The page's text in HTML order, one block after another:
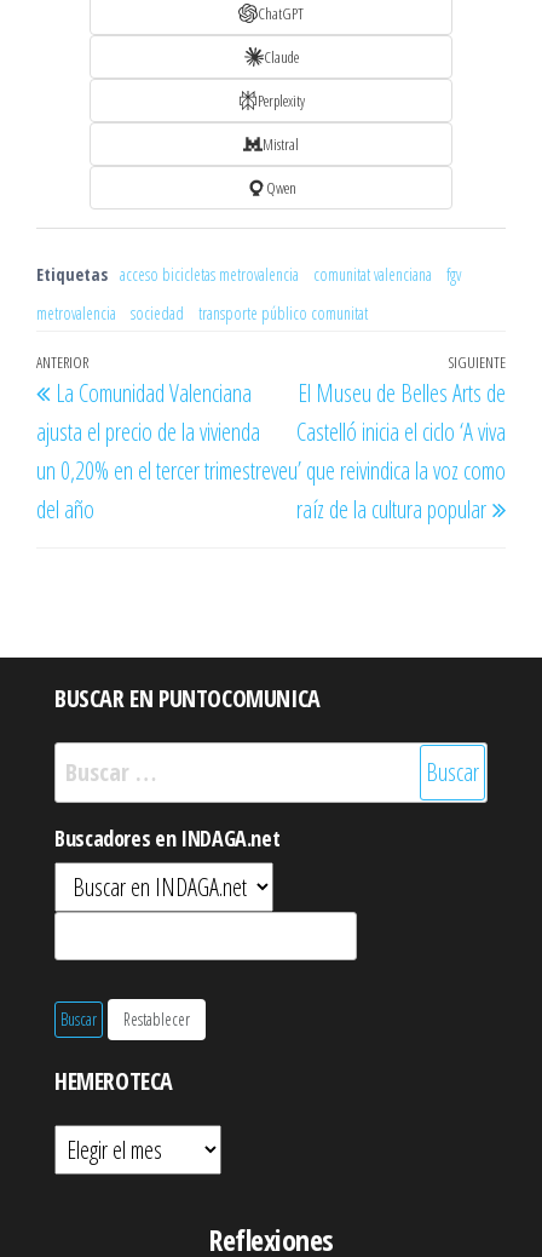
ChatGPT
Claude
Perplexity
Mistral
Qwen
Etiquetas acceso bicicletas metrovalencia comunitat valenciana
fgv
metrovalencia
sociedad transporte público comunitat
Navegación
de
entradas
Entrada
anterior
ANTERIOR
La Comunidad Valenciana
ajusta el precio de la vivienda
un 0,20% en el tercer trimestre
del año
SIGUIENTE
El Museu de Belles Arts de
Castelló inicia el ciclo ‘A viva
veu’ que reivindica la voz como
raíz de la cultura popular
BUSCAR EN PUNTOCOMUNICA
Buscar:
Buscadores en INDAGA.net
HEMEROTECA
Hemeroteca
Reflexiones